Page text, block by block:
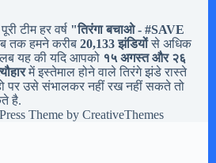
टीम हर वर्ष "तिरंगा बचाओ - #SAVE
तक हमने करीब 20,133 झंडियोंसे अधिक
यह की यदि आपको १५ अगस्त और २६
में इस्तेमाल होने वाले तिरंगे झंडे रास्ते
पर उसे संभालकर नहीं रख नहीं सकते तो
है.
Theme by CreativeThemes